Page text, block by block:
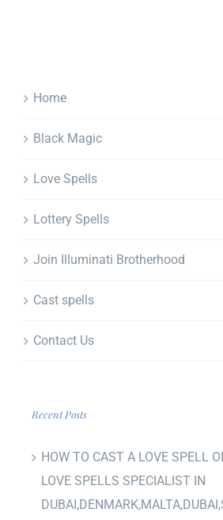
Home
Black Magic
Love Spells
Lottery Spells
Join Illuminati Brotherhood
Cast spells
Contact Us
Recent Posts
HOW TO CAST A LOVE SPELL
LOVE SPELLS SPECIALIST IN